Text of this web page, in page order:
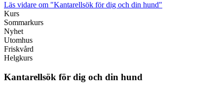
Läs vidare om "Kantarellsök för dig och din hund"
Kurs
Sommarkurs
Nyhet
Utomhus
Friskvård
Helgkurs
Kantarellsök för dig och din hund